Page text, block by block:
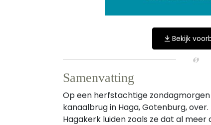
Bekijk
Samenvatting
Op een herfstachtige
kanaalbrug in Haga, Gotenburg,
Hagakerk luiden zoals ze dat al meer